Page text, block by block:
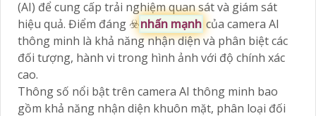
(AI) để cung cấp trải nghiệm quan sát và giám sát
hiệu quả. Điểm đáng ☣️nhấn mạnh của camera AI
thông minh là khả năng nhận diện và phân biệt các
đối tượng, hành vi trong hình ảnh với độ chính xác
cao.
Thông số nổi bật trên camera AI thông minh bao
gồm khả năng nhận diện khuôn mặt, phân loại đối